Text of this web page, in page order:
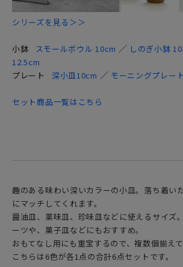
シリーズを見る＞＞
小鉢 スモールボウル 10cm ／ しのぎ小鉢
12.5cm
プレート
深小皿10cm ／ モーニングプレー
セット商品一覧はこちら
趣のある味わい深いカラーの小皿。落ち着い
にマッチしてくれます。
醤油皿、薬味皿、珍味皿などに使えるサイズ
ーツや、菓子皿などにもおすすめ。
おもてなし用にも重宝するので、複数個揃えて
こちらは6色が各1点の合計6点セットです。